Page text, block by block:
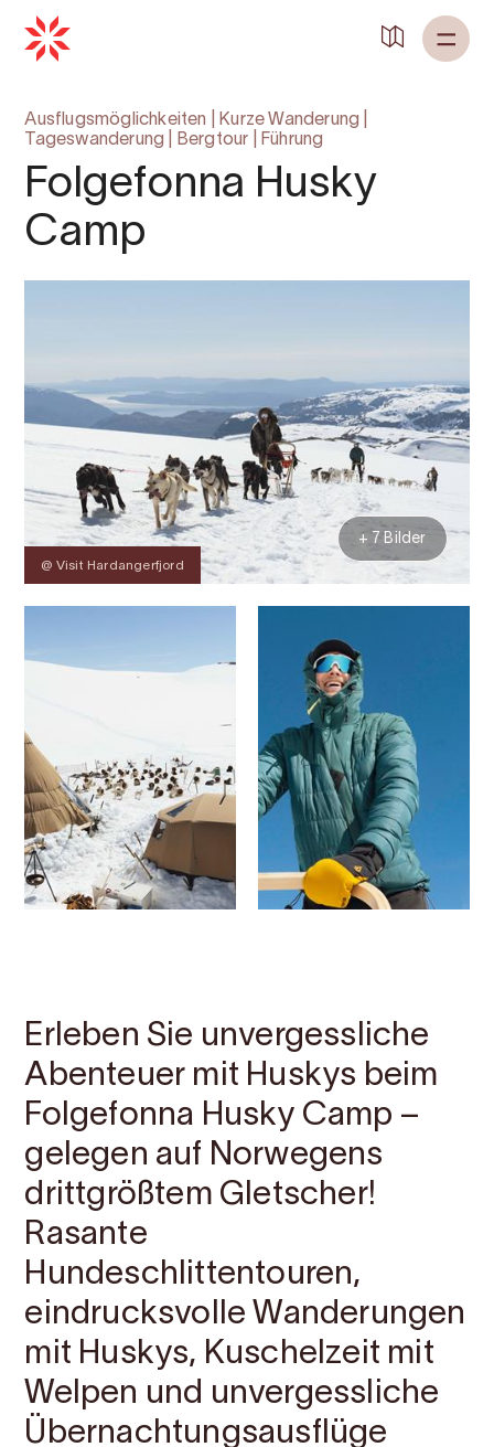
Ausflugsmöglichkeiten Kurze Wanderung
Tageswanderung
Bergtour Führung
Folgefonna Husky
Camp
@ Visit Hardangerfjord
+ 7 Bilder
Erleben Sie unvergessliche
Abenteuer mit Huskys beim
Folgefonna Husky Camp –
gelegen auf Norwegens
drittgrößtem Gletscher!
Rasante
Hundeschlittentouren,
eindrucksvolle Wanderungen
mit Huskys, Kuschelzeit mit
Welpen und unvergessliche
Übernachtungsausflüge